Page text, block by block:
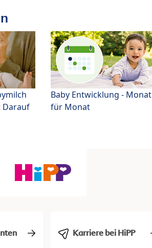
Darauf
Baby Entwicklung - Monat
für Monat
Karriere bei HiPP